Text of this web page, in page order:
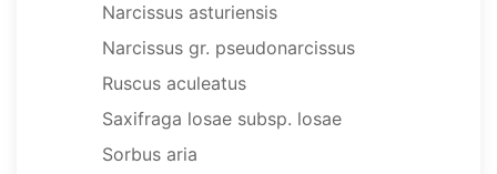
Narcissus asturiensis
Narcissus gr. pseudonarcissus
Ruscus aculeatus
Saxifraga losae subsp. losae
Sorbus aria